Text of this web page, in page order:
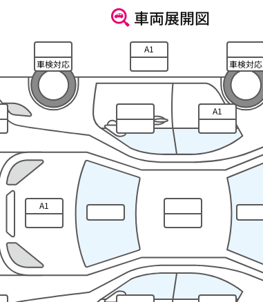
車両展開図
車検対応
A1
車検対応
A1
A1